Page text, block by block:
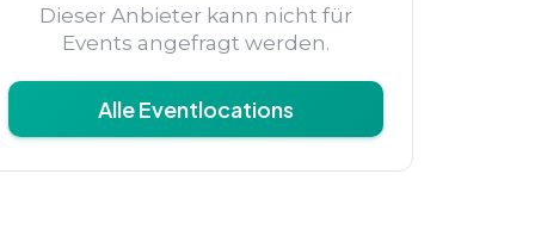
Dieser Anbieter kann nicht für
Events angefragt werden.
Alle Eventlocations